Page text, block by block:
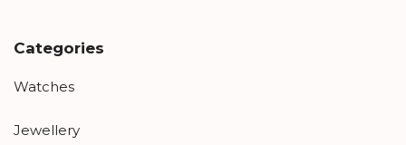
Categories
Watches
Jewellery